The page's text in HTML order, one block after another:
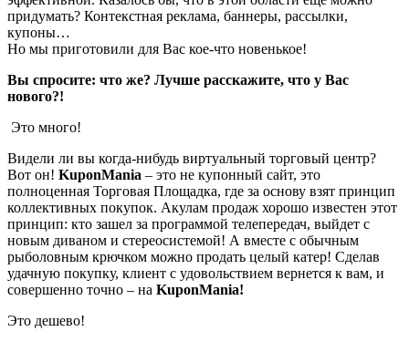
придумать? Контекстная реклама, баннеры, рассылки,
купоны…
Но мы приготовили для Вас кое-что новенькое!
Вы спросите: что же? Лучше расскажите, что у Вас
нового?!
Это много!
Видели ли вы когда-нибудь виртуальный торговый центр?
Вот он! KuponMania – это не купонный сайт, это
полноценная Торговая Площадка, где за основу взят принцип
коллективных покупок. Акулам продаж хорошо известен этот
принцип: кто зашел за программой телепередач, выйдет с
новым диваном и стереосистемой! А вместе с обычным
рыболовным крючком можно продать целый катер! Сделав
удачную покупку, клиент с удовольствием вернется к вам, и
совершенно точно – на KuponMania!
Это дешево!